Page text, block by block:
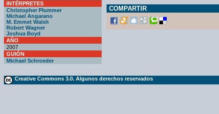
INTÉRPRETES
Christopher Plummer
Michael Angarano
M. Emmet Walsh
Robert Wagner
Joshua Boyd
AÑO
2007
GUIÓN
Michael Schroeder
COMPARTIR
Creative Commons 3.0. Algunos derechos reservados